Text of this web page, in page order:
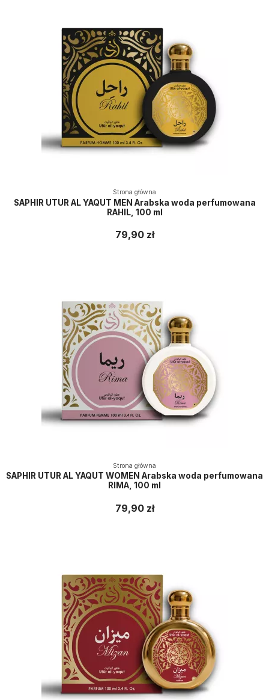
Strona główna
SAPHIR UTUR AL YAQUT MEN Arabska woda perfumowana
RAHIL, 100 ml
79,90 zł
Strona główna
SAPHIR UTUR AL YAQUT WOMEN Arabska woda perfumowana
RIMA, 100 ml
79,90 zł